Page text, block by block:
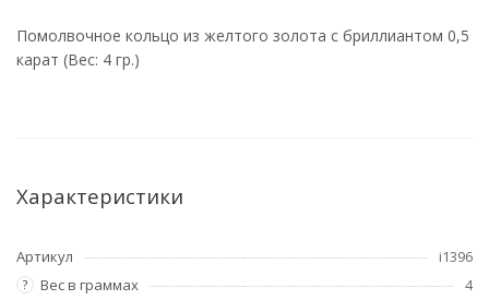
Помолвочное кольцо из желтого золота с бриллиантом 0,5
карат (Вес: 4 гр.)
Характеристики
Артикул i1396
? Вес в граммах
4